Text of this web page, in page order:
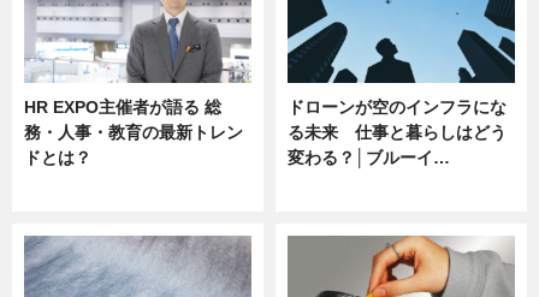
HR EXPO主催者が語る 総
務・人事・教育の最新トレン
ドとは？
ドローンが空のインフラにな
る未来 仕事と暮らしはどう
変わる？│ブルーイ…